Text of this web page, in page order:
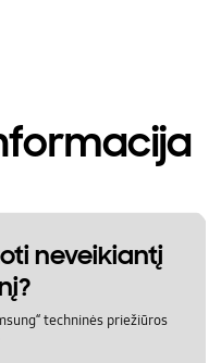
neveikiantį
techninės priežiūros